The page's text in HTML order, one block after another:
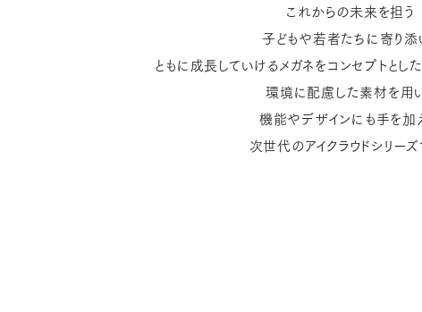
これからの未来を担う
子どもや若者たちに寄り添
ともに成長していけるメガネをコンセプトとした
環境に配慮した素材を用い
機能やデザインにも手を加
次世代のアイクラウドシリーズ